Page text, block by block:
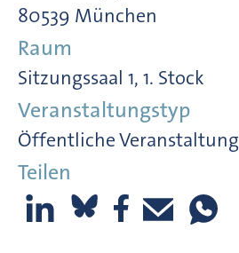
80539 München
Raum
Sitzungssaal 1, 1. Stock
Veranstaltungstyp
Öffentliche Veranstaltung
Teilen